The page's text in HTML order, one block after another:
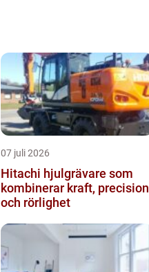
07 juli 2026
Hitachi hjulgrävare som
kombinerar kraft, precision
och rörlighet